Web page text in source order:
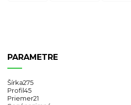
PARAMETRE
Šírka275
Profil45
Priemer21